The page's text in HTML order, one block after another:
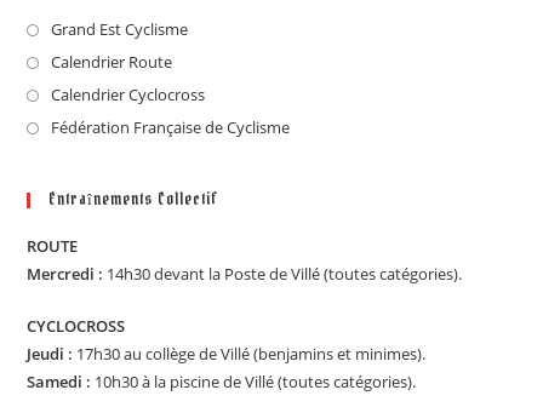
Grand Est Cyclisme
Calendrier Route
Calendrier Cyclocross
Fédération Française de Cyclisme
Entraînements Collectif
ROUTE
Mercredi : 14h30 devant la Poste de Villé (toutes catégories).
CYCLOCROSS
Jeudi : 17h30 au collège de Villé (benjamins et minimes).
Samedi : 10h30 à la piscine de Villé (toutes catégories).